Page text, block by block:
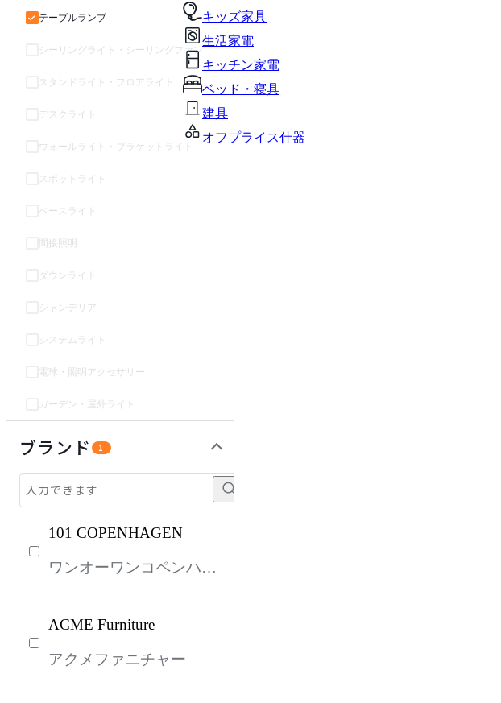
キッズ家具
生活家電
キッチン家電
ベッド・寝具
建具
オフプライス什器
テーブルランプ
シーリングライト・シーリングファン
スタンドライト・フロアライト
デスクライト
ウォールライト・ブラケットライト
スポットライト
ベースライト
間接照明
ダウンライト
シャンデリア
システムライト
電球・照明アクセサリー
ガーデン・屋外ライト
ブランド 1
101 COPENHAGEN
ワンオーワンコペンハー
ACME Furniture
アクメファニチャー